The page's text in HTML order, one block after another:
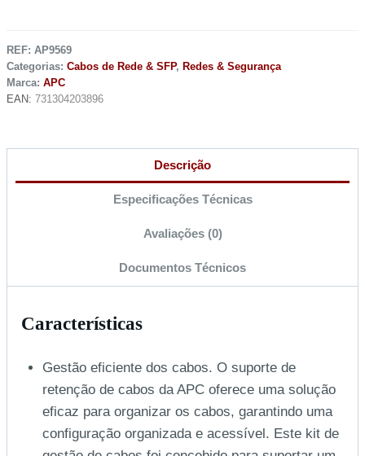
REF: AP9569
Categorias: Cabos de Rede & SFP, Redes & Segurança
Marca: APC
EAN: 731304203896
Descrição
Especificações Técnicas
Avaliações (0)
Documentos Técnicos
Características
Gestão eficiente dos cabos. O suporte de
retenção de cabos da APC oferece uma solução
eficaz para organizar os cabos, garantindo uma
configuração organizada e acessível. Este kit de